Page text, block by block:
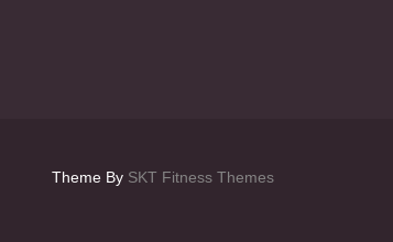
Theme By SKT Fitness Themes